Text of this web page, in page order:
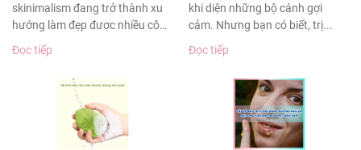
skinimalism đang trở thành xu
hướng làm đẹp được nhiều cô
gái yêu thích....
Đọc tiếp
khi diện những bộ cánh gợi
cảm. Nhưng bạn có biết, trị...
Đọc tiếp